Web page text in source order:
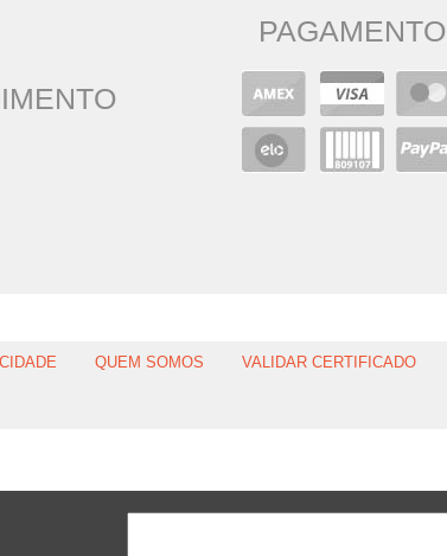
PAGAMENTO
QUEM SOMOS VALIDAR CERTIFICADO